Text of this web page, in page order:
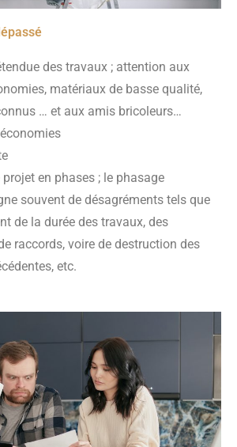
des travaux ; attention aux
matériaux de basse qualité,
… et aux amis bricoleurs…
projet en phases ; le phasage
souvent de désagréments tels que
de la durée des travaux, des
raccords, voire de destruction des
etc.